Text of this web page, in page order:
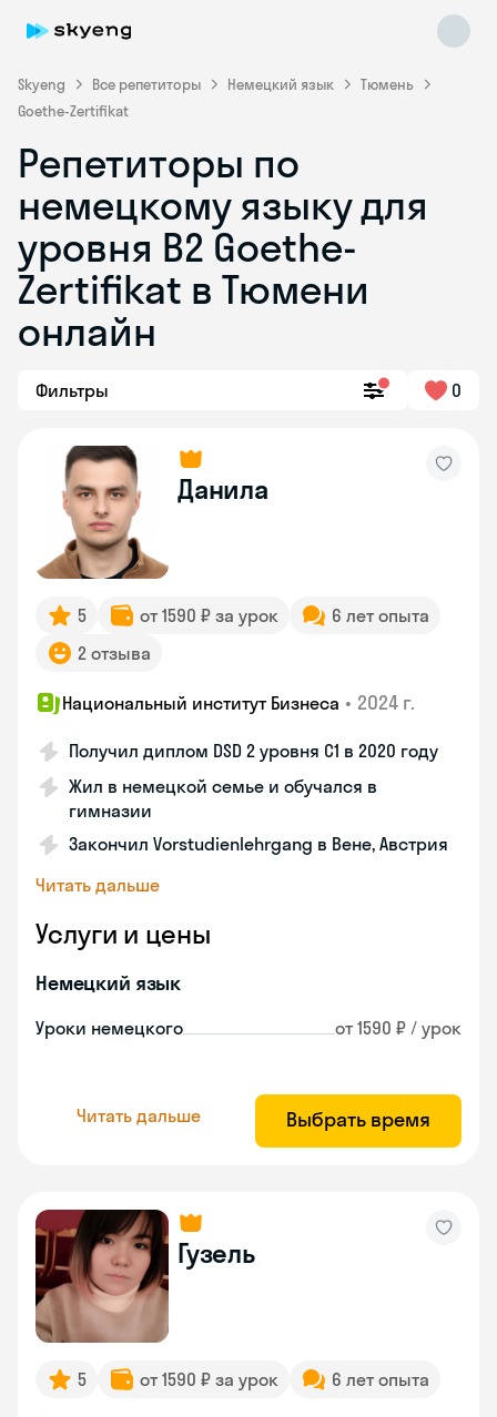
Skyeng Все репетиторы Немецкий язык
Тюмень
Goethe-Zertifikat
Репетиторы по
немецкому языку для
уровня B2 Goethe-
Zertifikat в Тюмени
онлайн
Фильтры 0
Данила
5 от 1590 ₽ за урок
6 лет опыта
2 отзыва
Национальный институт Бизнеса • 2024 г.
Получил диплом DSD 2 уровня С1 в 2020 году
Жил в немецкой семье и обучался в
гимназии
Закончил Vorstudienlehrgang в Вене, Австрия
Читать дальше
Услуги и цены
Немецкий язык
Уроки немецкого от 1590 ₽ / урок
Читать дальше Выбрать время
Гузель
5 от 1590 ₽ за урок 6 лет опыта
Skyeng Chat